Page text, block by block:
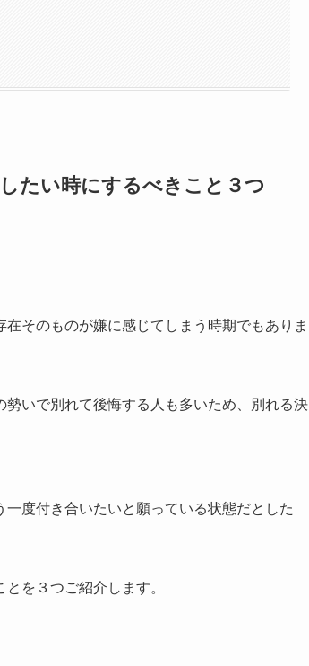
たい時にするべきこと３つ
そのものが嫌に感じてしまう時期でもありま
いで別れて後悔する人も多いため、別れる決
度付き合いたいと願っている状態だとした
を３つご紹介します。